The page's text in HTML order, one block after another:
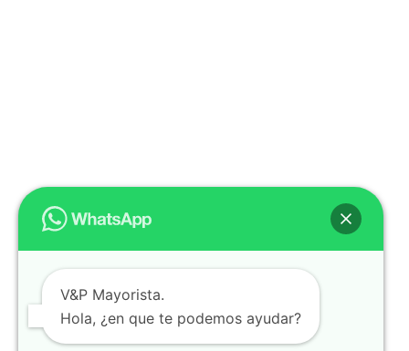
V&P Mayorista.
Hola, ¿en que te podemos ayudar?